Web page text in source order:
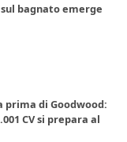
bagnato emerge
prima di Goodwood:
CV si prepara al